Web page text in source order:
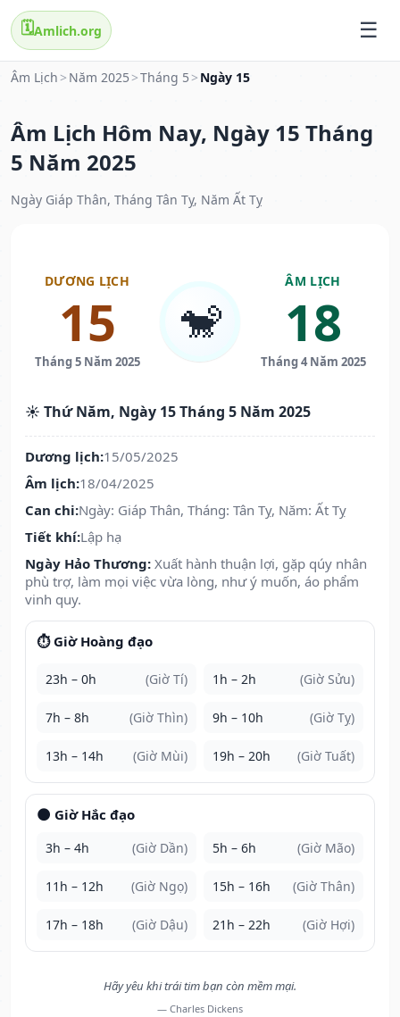
🗓️Amlich.org
Âm Lịch > Năm 2025 >Tháng 5 > Ngày 15
Âm Lịch Hôm Nay, Ngày 15 Tháng
5 Năm 2025
Ngày Giáp Thân, Tháng Tân Tỵ, Năm Ất Tỵ
DƯƠNG LỊCH
15
Tháng 5 Năm 2025
🐒
ÂM LỊCH
18
Tháng 4 Năm 2025
☀️ Thứ Năm, Ngày 15 Tháng 5 Năm 2025
Dương lịch:15/05/2025
Âm lịch:18/04/2025
Can chi:Ngày: Giáp Thân, Tháng: Tân Tỵ, Năm: Ất Tỵ
Tiết khí:Lập hạ
Ngày Hảo Thương: Xuất hành thuận lợi, gặp qúy nhân
phù trợ, làm mọi việc vừa lòng, như ý muốn, áo phẩm
vinh quy.
⏱️ Giờ Hoàng đạo
23h – 0h (Giờ Tí) 1h – 2h (Giờ Sửu)
7h – 8h (Giờ Thìn) 9h – 10h (Giờ Tỵ)
13h – 14h (Giờ Mùi) 19h – 20h (Giờ Tuất)
🌑 Giờ Hắc đạo
3h – 4h (Giờ Dần) 5h – 6h (Giờ Mão)
11h – 12h (Giờ Ngọ) 15h – 16h (Giờ Thân)
17h – 18h (Giờ Dậu) 21h – 22h (Giờ Hợi)
Hãy yêu khi trái tim bạn còn mềm mại.
— Charles Dickens